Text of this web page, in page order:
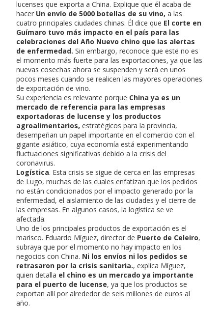
lucenses que exporta a China. Explique que él acaba de
hacer Un envío de 5000 botellas de su vino, a las
cuatro principales ciudades chinas. Él dice que El corte en
Guímaro tuvo más impacto en el país para las
celebraciones del Año Nuevo chino que las alertas
de enfermedad. Sin embargo, reconoce que este no es
el momento más fuerte para las exportaciones, ya que las
nuevas cosechas ahora se suspenden y será en unos
pocos meses cuando se realicen las mayores operaciones
de exportación de vino.
Su experiencia es relevante porque China ya es un
mercado de referencia para las empresas
exportadoras de lucense y los productos
agroalimentarios, estratégicos para la provincia,
desempeñan un papel importante en el comercio con el
gigante asiático, cuya economía está experimentando
fluctuaciones significativas debido a la crisis del
coronavirus.
Logística. Esta crisis se sigue de cerca en las empresas
de Lugo, muchas de las cuales enfatizan que los pedidos
no están condicionados por el impacto generado por la
enfermedad, el aislamiento de las ciudades y el cierre de
las empresas. En algunos casos, la logística se ve
afectada.
Uno de los principales productos de exportación es el
marisco. Eduardo Míguez, director de Puerto de Celeiro,
subraya que por el momento no hay impacto en los
negocios con China. Ni los envíos ni los pedidos se
retrasaron por la crisis sanitaria., explica Míguez,
quien detalla el chino es un mercado ya importante
para el puerto de lucense, ya que los productos se
exportan allí por alrededor de seis millones de euros al
año.